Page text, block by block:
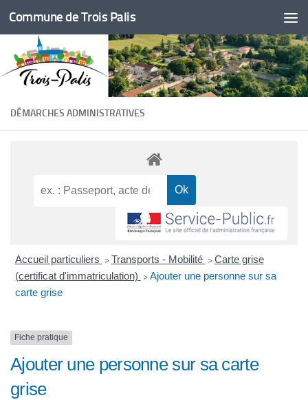
Skip to content
Commune de Trois Palis
DÉMARCHES ADMINISTRATIVES
Accueil particuliers > Transports - Mobilité > Carte grise
(certificat d'immatriculation) > Ajouter une personne sur sa
carte grise
Fiche pratique
Ajouter une personne sur sa carte
grise